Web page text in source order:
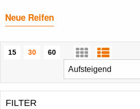
Neue Reifen
15 30
60
FILTER